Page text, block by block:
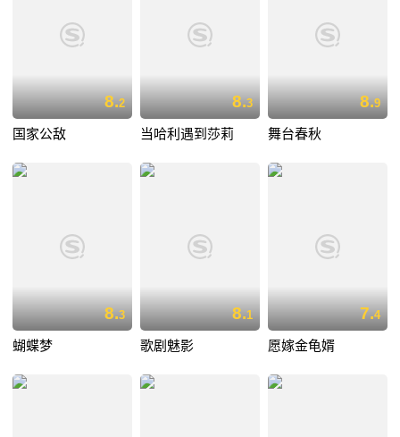
8.2
国家公敌
8.3
当哈利遇到莎莉
8.9
舞台春秋
8.3
蝴蝶梦
8.1
歌剧魅影
7.4
愿嫁金龟婿